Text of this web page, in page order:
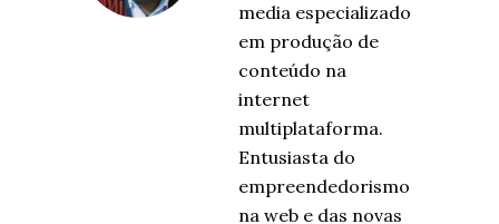
media especializado
em produção de
conteúdo na
internet
multiplataforma.
Entusiasta do
empreendedorismo
na web e das novas